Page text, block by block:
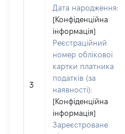
3
Дата народження:
[Конфіденційна
інформація]
Реєстраційний
номер облікової
картки платника
податків (за
наявності):
[Конфіденційна
інформація]
Зареєстроване